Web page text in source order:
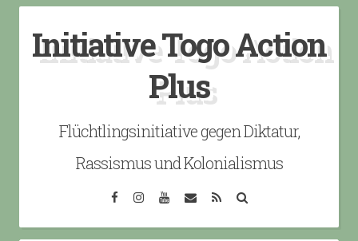
content
Initiative Togo Action
Plus
Flüchtlingsinitiative gegen Diktatur,
Rassismus und Kolonialismus
FacebookInstagramYouTube
EmailRSS